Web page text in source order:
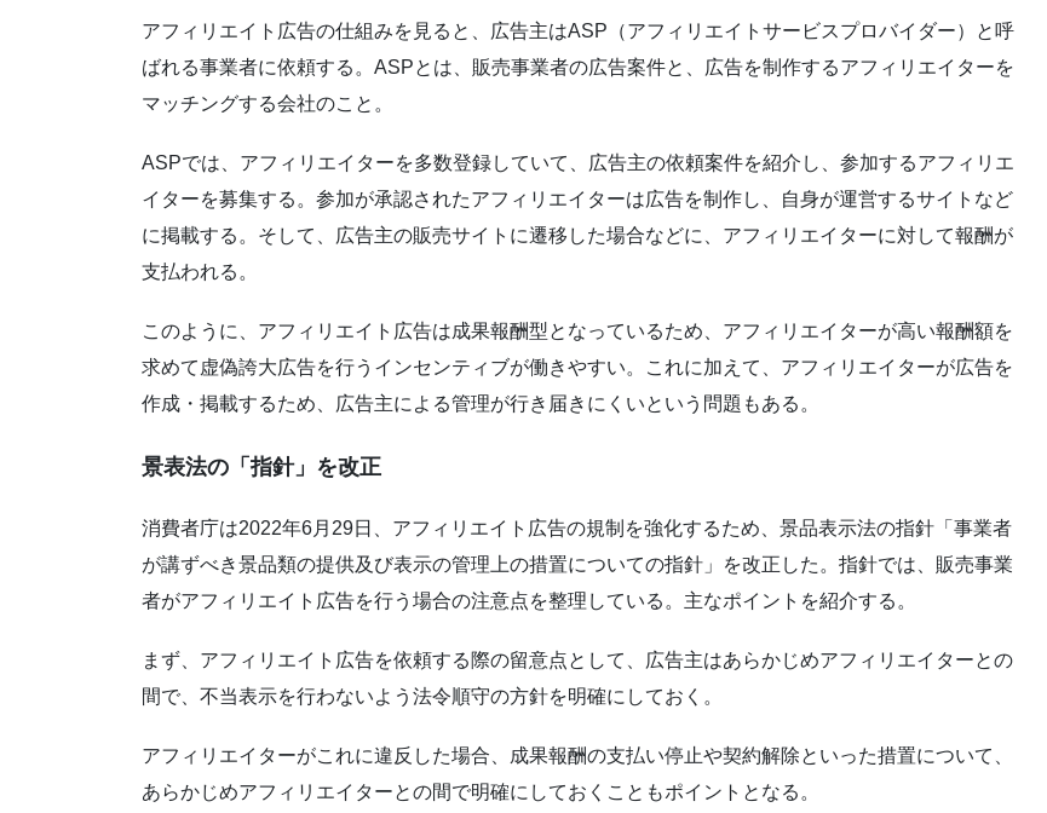
アフィリエイト広告の仕組みを見ると、広告主はASP（アフィリエイトサービスプロバイダー）と呼
ばれる事業者に依頼する。ASPとは、販売事業者の広告案件と、広告を制作するアフィリエイターを
マッチングする会社のこと。
ASPでは、アフィリエイターを多数登録していて、広告主の依頼案件を紹介し、参加するアフィリエ
イターを募集する。参加が承認されたアフィリエイターは広告を制作し、自身が運営するサイトなど
に掲載する。そして、広告主の販売サイトに遷移した場合などに、アフィリエイターに対して報酬が
支払われる。
このように、アフィリエイト広告は成果報酬型となっているため、アフィリエイターが高い報酬額を
求めて虚偽誇大広告を行うインセンティブが働きやすい。これに加えて、アフィリエイターが広告を
作成・掲載するため、広告主による管理が行き届きにくいという問題もある。
景表法の「指針」を改正
消費者庁は2022年6月29日、アフィリエイト広告の規制を強化するため、景品表示法の指針「事業者
が講ずべき景品類の提供及び表示の管理上の措置についての指針」を改正した。指針では、販売事業
者がアフィリエイト広告を行う場合の注意点を整理している。主なポイントを紹介する。
まず、アフィリエイト広告を依頼する際の留意点として、広告主はあらかじめアフィリエイターとの
間で、不当表示を行わないよう法令順守の方針を明確にしておく。
アフィリエイターがこれに違反した場合、成果報酬の支払い停止や契約解除といった措置について、
あらかじめアフィリエイターとの間で明確にしておくこともポイントとなる。